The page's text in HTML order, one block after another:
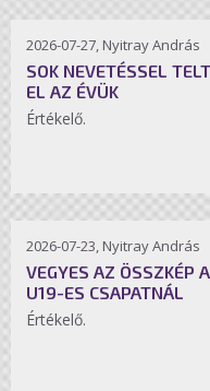
2026-07-27, Nyitray András
SOK NEVETÉSSEL TELT
EL AZ ÉVÜK
Értékelő.
2026-07-23, Nyitray András
VEGYES AZ ÖSSZKÉP
U19-ES CSAPATNÁL
Értékelő.